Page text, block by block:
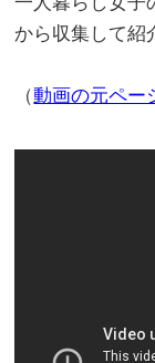
から収集して紹
（動画の元ペー